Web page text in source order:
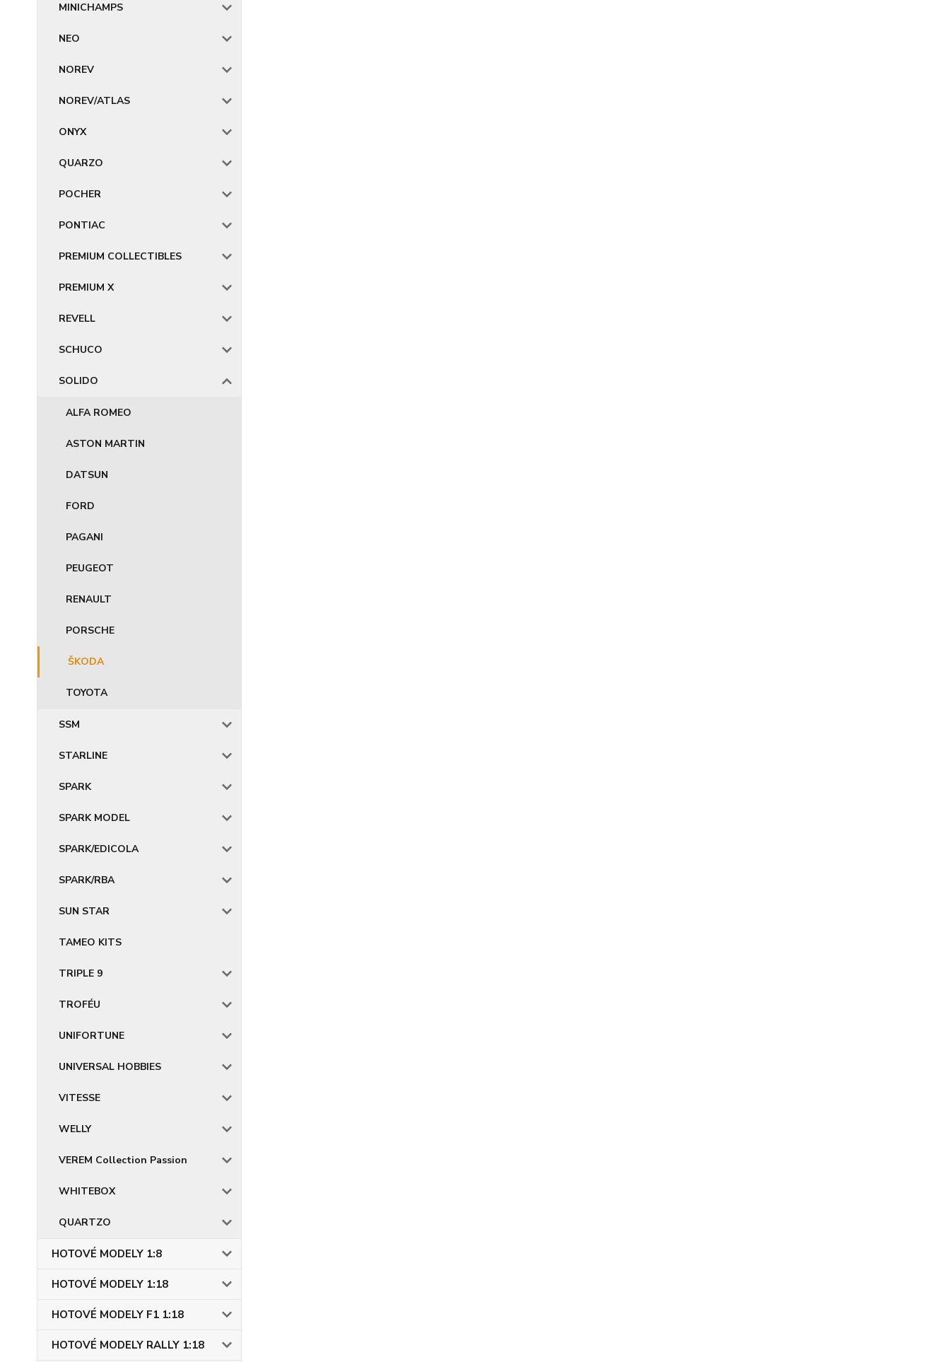
MINICHAMPS
NEO
NOREV
NOREV/ATLAS
ONYX
QUARZO
POCHER
PONTIAC
PREMIUM COLLECTIBLES
PREMIUM X
REVELL
SCHUCO
SOLIDO
ALFA ROMEO
ASTON MARTIN
DATSUN
FORD
PAGANI
PEUGEOT
RENAULT
PORSCHE
ŠKODA
TOYOTA
SSM
STARLINE
SPARK
SPARK MODEL
SPARK/EDICOLA
SPARK/RBA
SUN STAR
TAMEO KITS
TRIPLE 9
TROFÉU
UNIFORTUNE
UNIVERSAL HOBBIES
VITESSE
WELLY
VEREM Collection Passion
WHITEBOX
QUARTZO
HOTOVÉ MODELY 1:8
HOTOVÉ MODELY 1:18
HOTOVÉ MODELY F1 1:18
HOTOVÉ MODELY RALLY 1:18